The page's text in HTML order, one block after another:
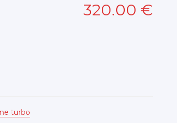
320.00 €
turbo